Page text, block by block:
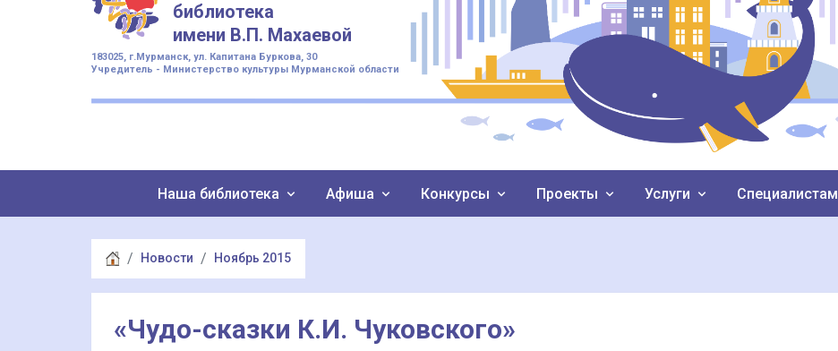
библиотека
имени В.П. Махаевой
183025, г.Мурманск, ул. Капитана Буркова, 30
Учредитель - Министерство культуры Мурманской области
Наша библиотека Афиша Конкурсы Проекты Услуги Специалистам
Новости Ноябрь 2015
«Чудо-сказки К.И. Чуковского»